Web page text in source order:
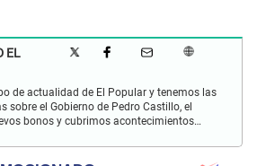
EL
de actualidad de El Popular y tenemos las
sobre el Gobierno de Pedro Castillo, el
bonos y cubrimos acontecimientos